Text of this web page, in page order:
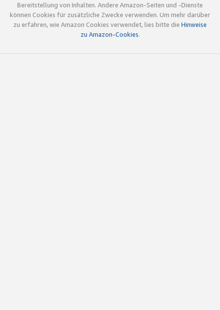
Bereitstellung von Inhalten. Andere Amazon-Seiten und -Dienste
können Cookies für zusätzliche Zwecke verwenden. Um mehr darüber
zu erfahren, wie Amazon Cookies verwendet, lies bitte die Hinweise
zu Amazon-Cookies.